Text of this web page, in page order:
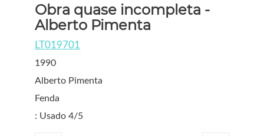
Obra quase incompleta -
Alberto Pimenta
LT019701
1990
Alberto Pimenta
Fenda
: Usado 4/5